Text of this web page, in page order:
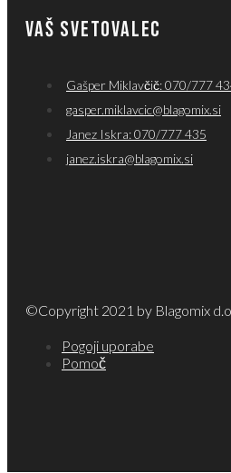
VAŠ SVETOVALEC
Gašper Miklavčič: 070/777
gasper.miklavcic@blagomix.si
Janez Iskra: 070/777 435
janez.iskra@blagomix.si
©Copyright 2021 by Blagomix
Pogoji uporabe
Pomoč